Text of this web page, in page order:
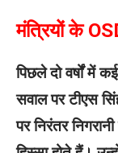
मंत्रियों के
पिछले दो वर्षों में
सवाल पर टीएस
पर निरंतर